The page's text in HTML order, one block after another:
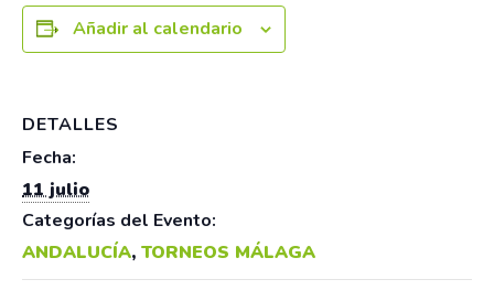
Añadir al calendario
DETALLES
Fecha:
11 julio
Categorías del Evento:
ANDALUCÍA, TORNEOS MÁLAGA